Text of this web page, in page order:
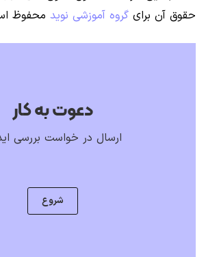
حقوق آن برای گروه آموزشی نوید محفوظ
دعوت به کار
ارسال در خواست بررسی
شروع